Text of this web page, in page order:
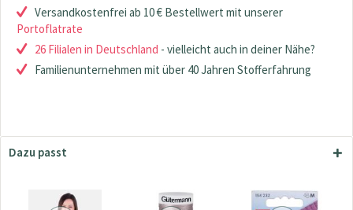
Versandkostenfrei ab 10 € Bestellwert mit unserer
Portoflatrate
26 Filialen in Deutschland - vielleicht auch in deiner Nähe?
Familienunternehmen mit über 40 Jahren Stofferfahrung
Dazu passt